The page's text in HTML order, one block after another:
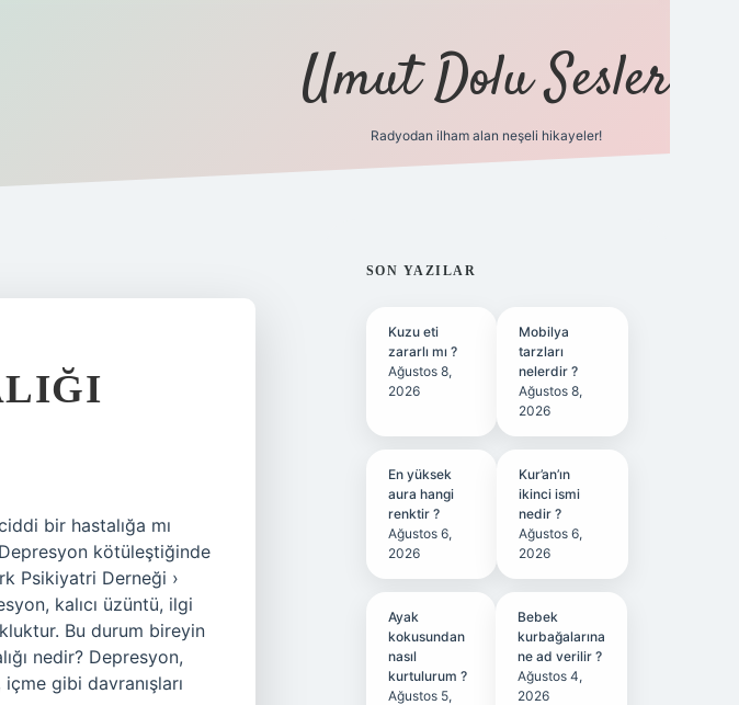
Umut Dolu Sesler
Radyodan ilham alan neşeli hikayeler!
bir hastalığa mı
kötüleştiğinde
Psikiyatri Derneği ›
kalıcı üzüntü, ilgi
Bu durum bireyin
nedir? Depresyon,
gibi davranışları
SIDEBAR
SON YAZILAR
Kuzu eti
zararlı mı ?
Ağustos 8,
2026
Mobilya
tarzları
nelerdir ?
Ağustos 8,
2026
En yüksek
aura hangi
renktir ?
Ağustos 6,
2026
Kur’an’ın
ikinci ismi
nedir ?
Ağustos 6,
2026
Ayak
kokusundan
nasıl
kurtulurum ?
Ağustos 5,
Bebek
kurbağalarına
ne ad verilir ?
Ağustos 4,
2026